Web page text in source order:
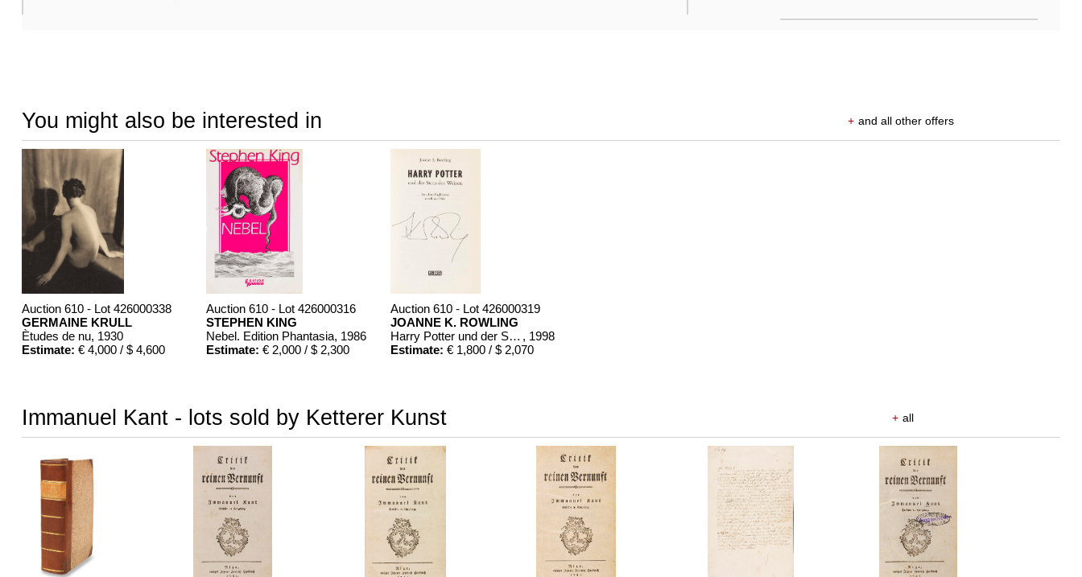
You might also be interested in + and all other offers
Auction 610 - Lot 426000338
GERMAINE KRULL
Ètudes de nu, 1930
Estimate: € 4,000 / $ 4,600
Auction 610 - Lot 426000316
STEPHEN KING
Nebel. Edition Phantasia, 1986
Estimate: € 2,000 / $ 2,300
Auction 610 - Lot 426000319
JOANNE K. ROWLING
Harry Potter und der Stein der Weisen. Harry Potter und die Kammer des Schreckens. Signiert. , 1998
Estimate: € 1,800 / $ 2,070
Immanuel Kant - lots sold by Ketterer Kunst + all